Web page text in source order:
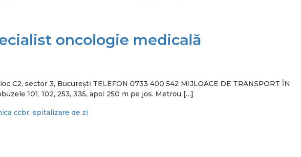
oncologie medicală
C2, sector 3, București TELEFON 0733 400 542 MIJLOACE DE TRANSPORT ÎN
101, 102, 253, 335, apoi 250 m pe jos. Metrou […]
ccbr, spitalizare de zi